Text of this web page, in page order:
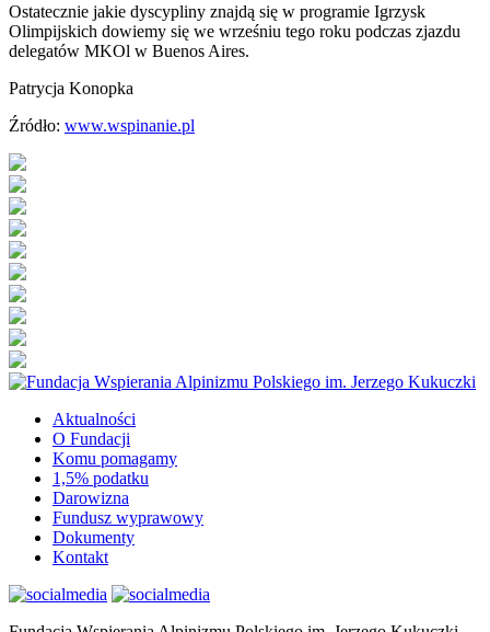
Ostatecznie jakie dyscypliny znajdą się w programie Igrzysk
Olimpijskich dowiemy się we wrześniu tego roku podczas zjazdu
delegatów MKOl w Buenos Aires.
Patrycja Konopka
Źródło: www.wspinanie.pl
Aktualności
O Fundacji
Komu pomagamy
1,5% podatku
Darowizna
Fundusz wyprawowy
Dokumenty
Kontakt